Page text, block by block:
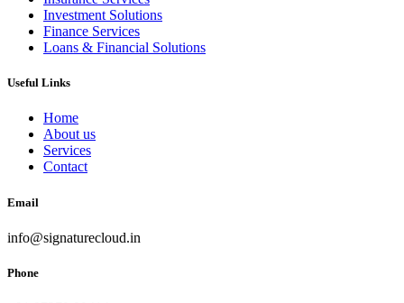
Investment Solutions
Finance Services
Loans & Financial Solutions
Useful Links
Home
About us
Services
Contact
Email
info@signaturecloud.in
Phone